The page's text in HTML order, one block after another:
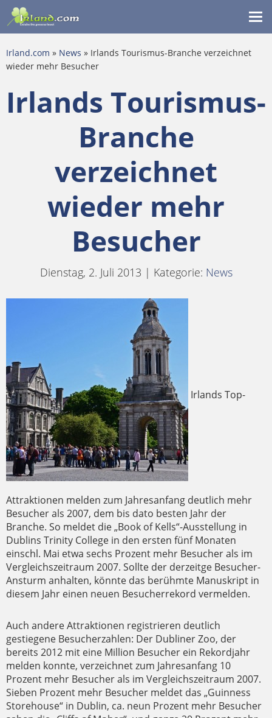
Irland.com » News » Irlands Tourismus-Branche verzeichnet
wieder mehr Besucher
Irlands Tourismus-
Branche
verzeichnet
wieder mehr
Besucher
Dienstag, 2. Juli 2013 | Kategorie: News
Irlands Top-
Attraktionen melden zum Jahresanfang deutlich mehr
Besucher als 2007, dem bis dato besten Jahr der
Branche. So meldet die „Book of Kells“-Ausstellung in
Dublins Trinity College in den ersten fünf Monaten
einschl. Mai etwa sechs Prozent mehr Besucher als im
Vergleichszeitraum 2007. Sollte der derzeitge Besucher-
Ansturm anhalten, könnte das berühmte Manuskript in
diesem Jahr einen neuen Besucherrekord vermelden.
Auch andere Attraktionen registrieren deutlich
gestiegene Besucherzahlen: Der Dubliner Zoo, der
bereits 2012 mit eine Million Besucher ein Rekordjahr
melden konnte, verzeichnet zum Jahresanfang 10
Prozent mehr Besucher als im Vergleichszeitraum 2007.
Sieben Prozent mehr Besucher meldet das „Guinness
Storehouse“ in Dublin, ca. neun Prozent mehr Besucher